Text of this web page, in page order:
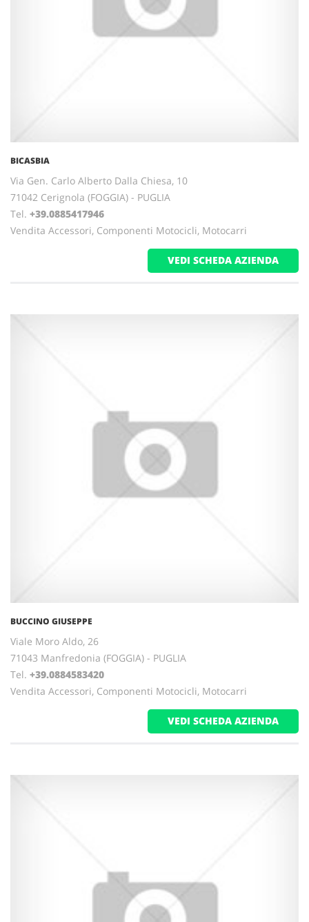
BICASBIA
Via Gen. Carlo Alberto Dalla Chiesa, 10
71042 Cerignola (FOGGIA) - PUGLIA
Tel. +39.0885417946
Vendita Accessori, Componenti Motocicli, Motocarri
VEDI SCHEDA AZIENDA
BUCCINO GIUSEPPE
Viale Moro Aldo, 26
71043 Manfredonia (FOGGIA) - PUGLIA
Tel. +39.0884583420
Vendita Accessori, Componenti Motocicli, Motocarri
VEDI SCHEDA AZIENDA